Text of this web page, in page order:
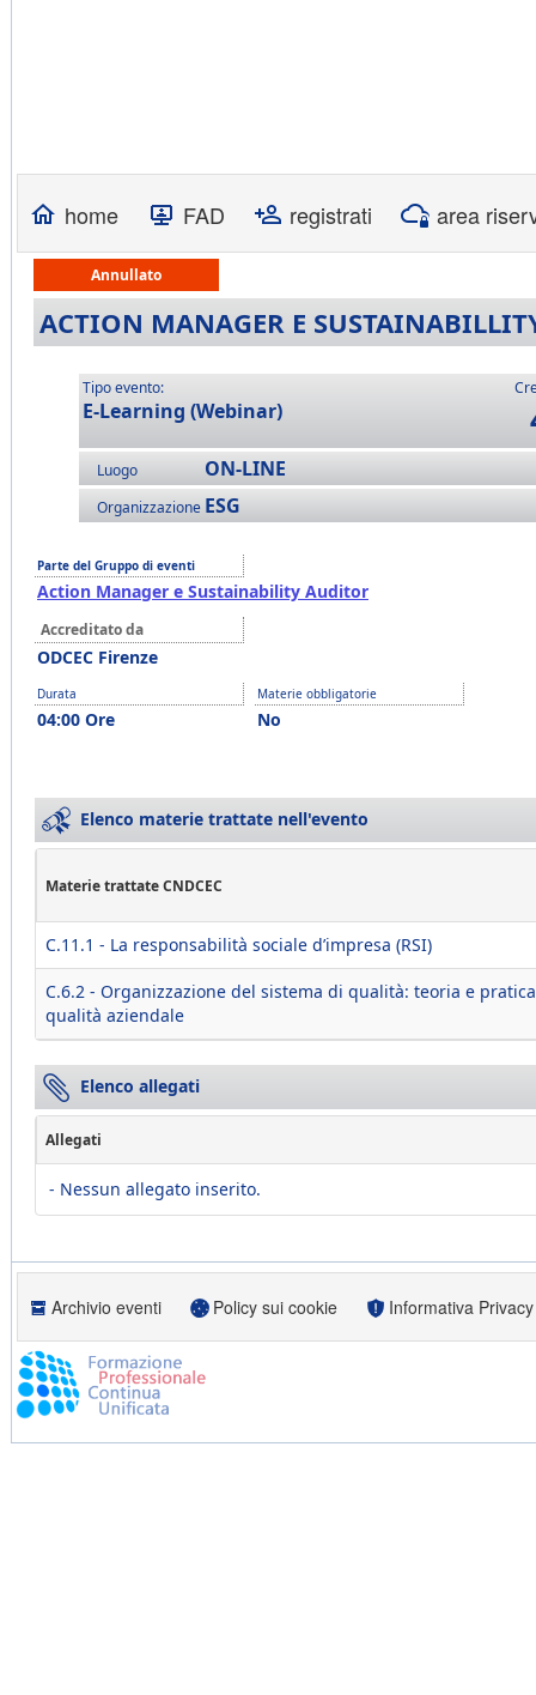
home FAD registrati area
Annullato
ACTION MANAGER E
Tipo evento:
E-Learning (Webinar)
Luogo ON-LINE
Organizzazione ESG
Parte del Gruppo di eventi
Action Manager e Sustainability Auditor
Accreditato da
ODCEC Firenze
Durata
04:00 Ore
Materie obbligatorie
No
Elenco materie trattate nell'evento
Materie trattate CNDCEC
C.11.1 - La responsabilità sociale d’impresa (RSI)
C.6.2 - Organizzazione del sistema di qualità: teoria e
qualità aziendale
Elenco allegati
Allegati
- Nessun allegato inserito.
Archivio eventi Policy sui cookie Informativa Privacy